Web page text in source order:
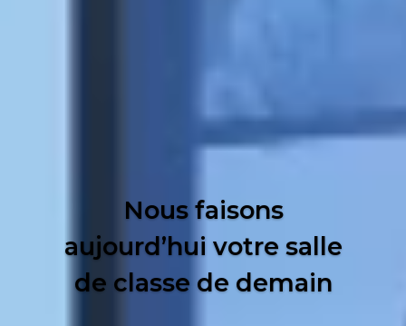
Nous faisons
aujourd’hui votre salle
de classe de demain